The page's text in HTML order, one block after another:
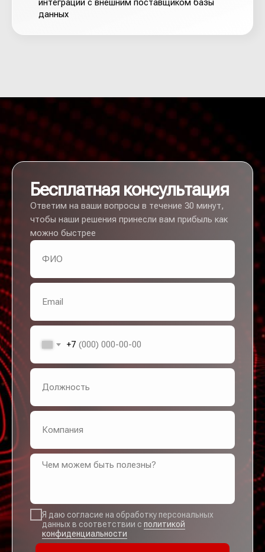
интеграции с внешним поставщиком базы
данных
Бесплатная консультация
Ответим на ваши вопросы в течение 30 минут,
чтобы наши решения принесли вам прибыль как
можно быстрее
+7
Я даю согласие на обработку персональных
данных в соответствии с политикой
конфиденциальности